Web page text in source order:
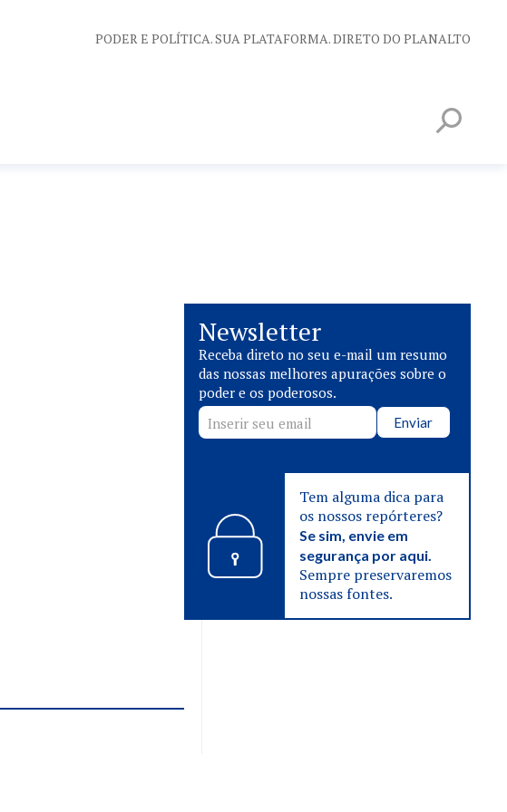
PODER E POLÍTICA. SUA PLATAFORMA. DIRETO DO PLANALTO
Newsletter
Receba direto no seu e-mail um resumo
das nossas melhores apurações sobre o
poder e os poderosos.
Enviar
Tem alguma dica para
os nossos repórteres?
Se sim, envie em
segurança por aqui.
Sempre preservaremos
nossas fontes.